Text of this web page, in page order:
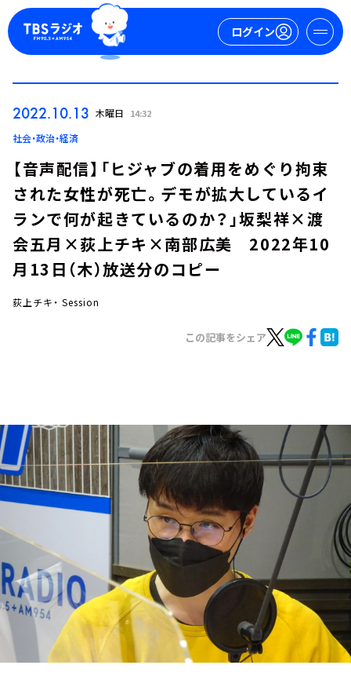
ログイン
週間番組表
2022.10.13 木曜日 14:32
社会・政治・経済
【音声配信】「ヒジャブの着用をめぐり拘束
された女性が死亡。デモが拡大しているイ
ランで何が起きているのか？」坂梨祥×渡
会五月×荻上チキ×南部広美 2022年10
月13日（木）放送分のコピー
荻上チキ・ Session
この記事をシェア